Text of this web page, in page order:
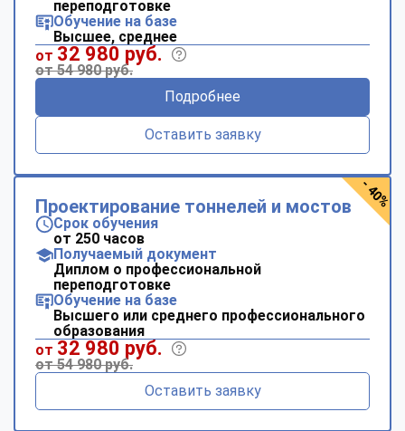
переподготовке
Обучение на базе
Высшее, среднее
от 32 980 руб.
от 54 980 руб.
Подробнее
Оставить заявку
Проектирование тоннелей и мостов
Срок обучения
от 250 часов
Получаемый документ
Диплом о профессиональной
переподготовке
Обучение на базе
Высшего или среднего профессионального
образования
от 32 980 руб.
от 54 980 руб.
Оставить заявку
- 40%